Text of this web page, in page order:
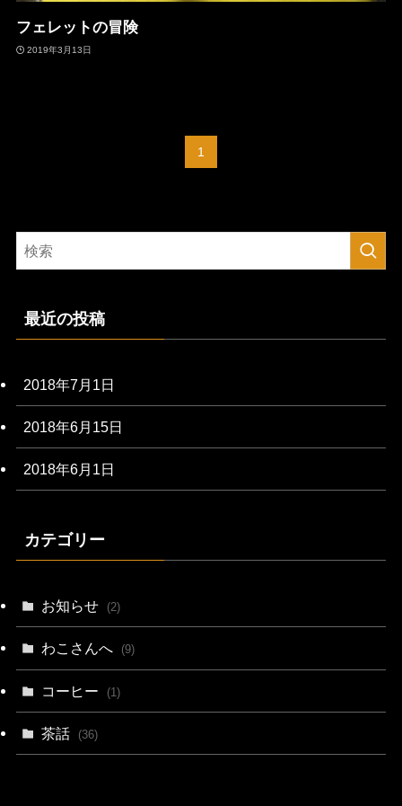
フェレットの冒険
2019年3月13日
1
最近の投稿
2018年7月1日
2018年6月15日
2018年6月1日
カテゴリー
お知らせ (2)
わこさんへ (9)
コーヒー (1)
茶話 (36)